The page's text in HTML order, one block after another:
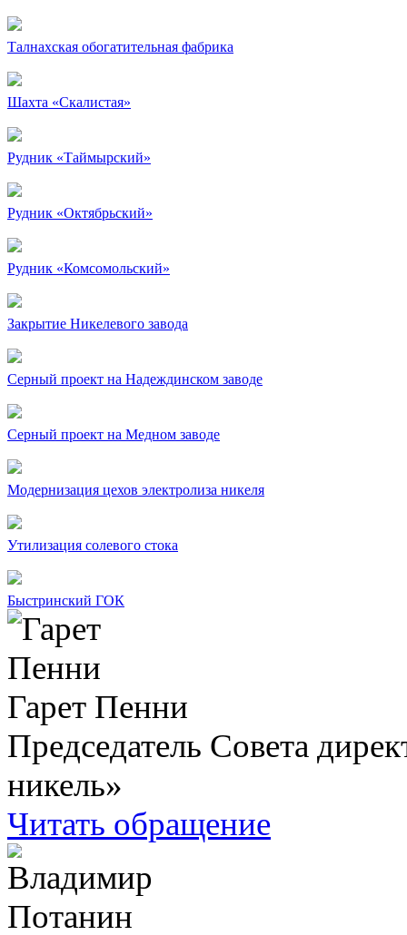
Талнахская обогатительная фабрика
Шахта «Скалистая»
Рудник «Таймырский»
Рудник «Октябрьский»
Рудник «Комсомольский»
Закрытие Никелевого завода
Серный проект на Надеждинском заводе
Серный проект на Медном заводе
Модернизация цехов электролиза никеля
Утилизация солевого стока
Быстринский ГОК
Гарет Пенни
Председатель Совета
никель»
Читать обращение